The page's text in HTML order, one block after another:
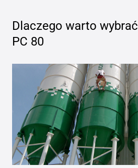
Dlaczego warto wybrać
PC 80